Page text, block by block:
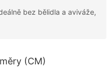
bez bělidla a aviváže,
(CM)